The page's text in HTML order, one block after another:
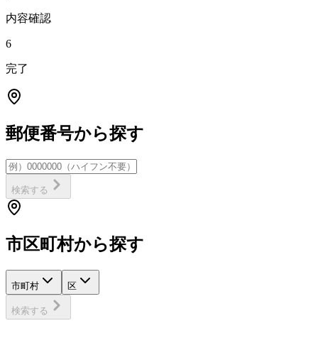
内容確認
6
完了
郵便番号から探す
検索する
市区町村から探す
市町村 区
検索する